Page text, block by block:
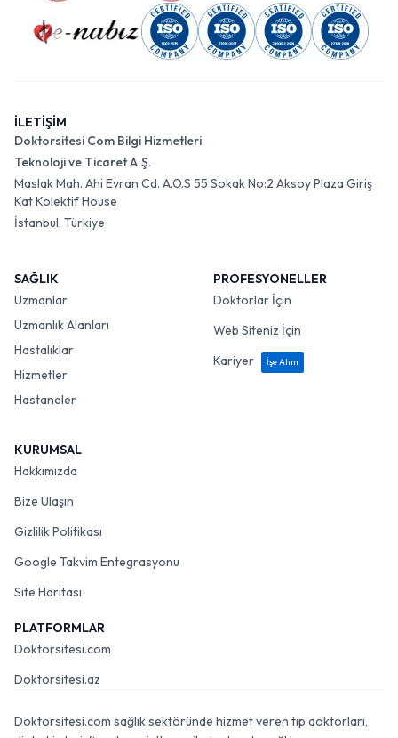
İLETİŞİM
Doktorsitesi Com Bilgi Hizmetleri
Teknoloji ve Ticaret A.Ş.
Maslak Mah. Ahi Evran Cd. A.O.S 55 Sokak No:2 Aksoy Plaza Giriş
Kat Kolektif House
İstanbul, Türkiye
SAĞLIK
Uzmanlar
Uzmanlık Alanları
Hastalıklar
Hizmetler
Hastaneler
PROFESYONELLER
Doktorlar İçin
Web Siteniz İçin
Kariyer
İşe Alım
KURUMSAL
Hakkımızda
Bize Ulaşın
Gizlilik Politikası
Google Takvim Entegrasyonu
Site Haritası
PLATFORMLAR
Doktorsitesi.com
Doktorsitesi.az
Doktorsitesi.com sağlık sektöründe hizmet veren tıp doktorları,